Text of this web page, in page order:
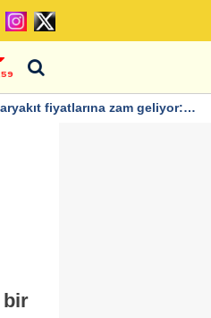
Birleşik Krallık ekonomisinin
bir